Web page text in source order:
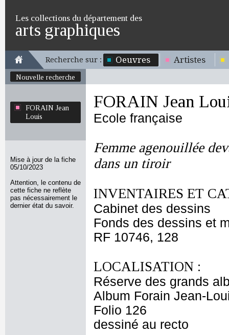
Les collections du département des
arts graphiques
Recherche sur : Oeuvres Artistes
Nouvelle recherche
FORAIN Jean
Louis
Mise à jour de la fiche
05/10/2023
Attention, le contenu de
cette fiche ne reflète
pas nécessairement le
dernier état du savoir.
FORAIN Jean
Ecole française
Femme agenouillée
dans un tiroir
INVENTAIRES ET
Cabinet des dessins
Fonds des dessins et
RF 10746, 128
LOCALISATION :
Réserve des grands
Album Forain Jean-
Folio 126
dessiné au recto